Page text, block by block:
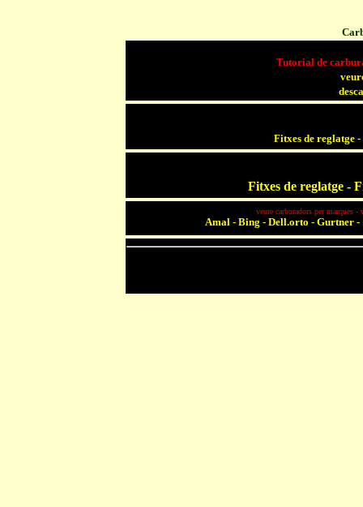
Tutorial de
-
Fitxes de reglatge
Fitxes de reglatge -
veure carburadors per marques -
Amal - Bing - Dell.orto - Gurtner -